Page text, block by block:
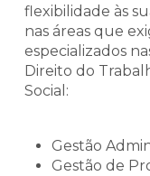
flexibilidade às
nas áreas que
especializados
Direito do
Social:
Gestão
Gestão de